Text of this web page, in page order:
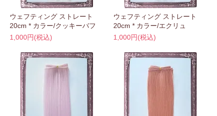
ウェフティング ストレート
20cm * カラー/クッキーバフ
1,000円(税込)
ウェフティング ストレート
20cm * カラー/エクリュ
1,000円(税込)